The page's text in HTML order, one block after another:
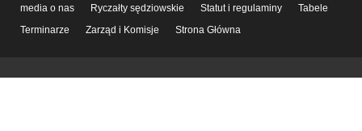
media o nas
Ryczałty sędziowskie Statut i regulaminy
Tabele
Terminarze
Zarząd i Komisje Strona Główna